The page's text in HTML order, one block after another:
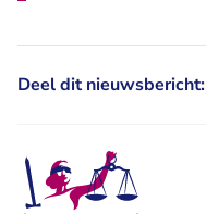
Deel dit nieuwsbericht: